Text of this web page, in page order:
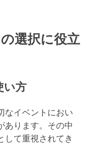
選択に役立
い方
なイベントにおい
あります。その中
して重視されてき